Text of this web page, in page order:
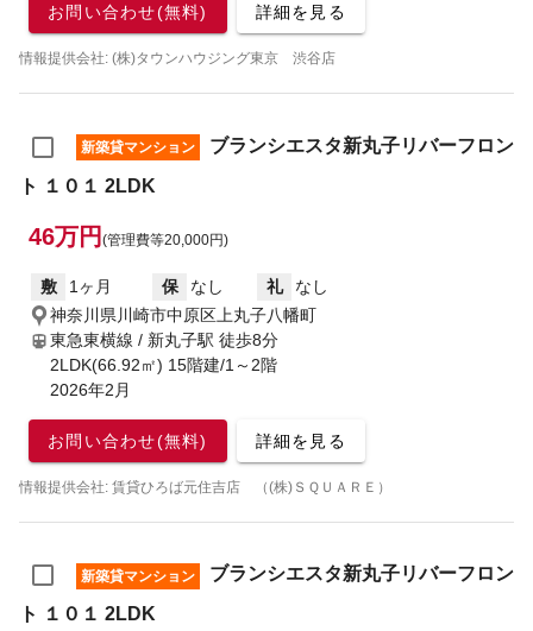
お問い合わせ(無料) 詳細を見る
情報提供会社: (株)タウンハウジング東京 渋谷店
新築貸マンション
ブランシエスタ新丸子リバーフロン
ト １０１ 2LDK
46万円 (管理費等20,000円)
敷 1ヶ月 保 なし 礼
なし
神奈川県川崎市中原区上丸子八幡町
東急東横線 / 新丸子駅 徒歩8分
2LDK(66.92㎡) 15階建/1～2階
2026年2月
お問い合わせ(無料) 詳細を見る
情報提供会社: 賃貸ひろば元住吉店 （(株)ＳＱＵＡＲＥ）
新築貸マンション
ブランシエスタ新丸子リバーフロン
ト １０１ 2LDK